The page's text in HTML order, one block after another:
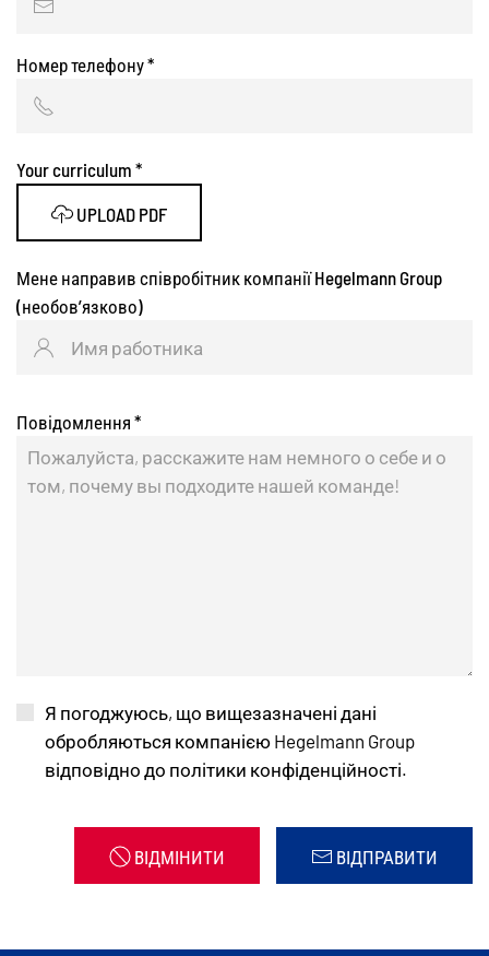
Номер телефону*
Your curriculum *
UPLOAD PDF
Мене направив співробітник компанії Hegelmann Group
(необов’язково)
Повідомлення *
Я погоджуюсь, що вищезазначені дані
обробляються компанією Hegelmann Group
відповідно до політики конфіденційності.
ВІДМІНИТИ ВІДПРАВИТИ